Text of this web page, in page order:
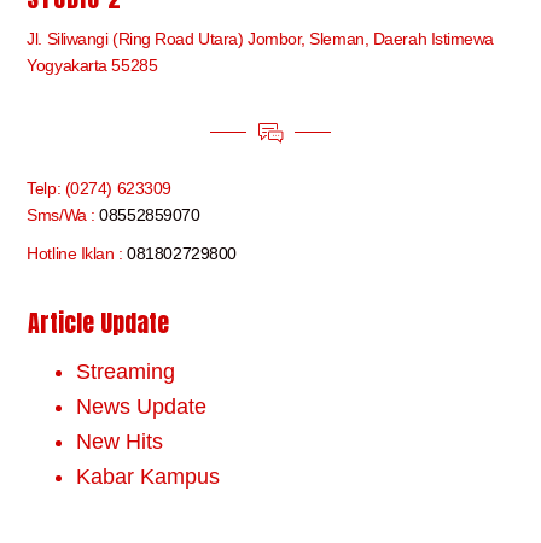
Jl. Siliwangi (Ring Road Utara) Jombor, Sleman, Daerah Istimewa
Yogyakarta 55285
Telp: (0274) 623309
Sms/Wa :08552859070
Hotline Iklan :081802729800
Article Update
Streaming
News Update
New Hits
Kabar Kampus